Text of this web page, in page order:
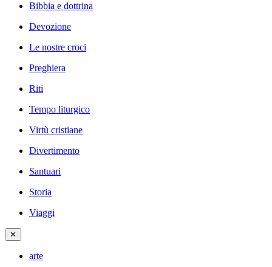
Bibbia e dottrina
Devozione
Le nostre croci
Preghiera
Riti
Tempo liturgico
Virtù cristiane
Divertimento
Santuari
Storia
Viaggi
✕
arte